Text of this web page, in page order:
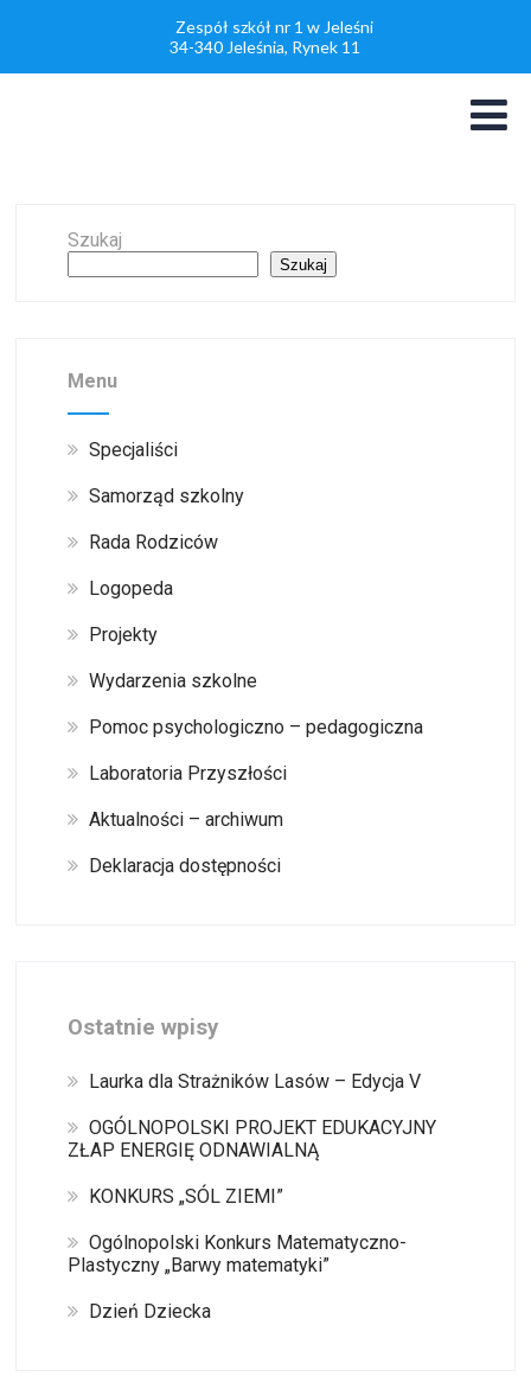
Zespół szkół nr 1 w Jeleśni
34-340 Jeleśnia, Rynek 11
Szukaj
Szukaj
Menu
Specjaliści
Samorząd szkolny
Rada Rodziców
Logopeda
Projekty
Wydarzenia szkolne
Pomoc psychologiczno – pedagogiczna
Laboratoria Przyszłości
Aktualności – archiwum
Deklaracja dostępności
Ostatnie wpisy
Laurka dla Strażników Lasów – Edycja V
OGÓLNOPOLSKI PROJEKT EDUKACYJNY
ZŁAP ENERGIĘ ODNAWIALNĄ
KONKURS „SÓL ZIEMI”
Ogólnopolski Konkurs Matematyczno-
Plastyczny „Barwy matematyki”
Dzień Dziecka